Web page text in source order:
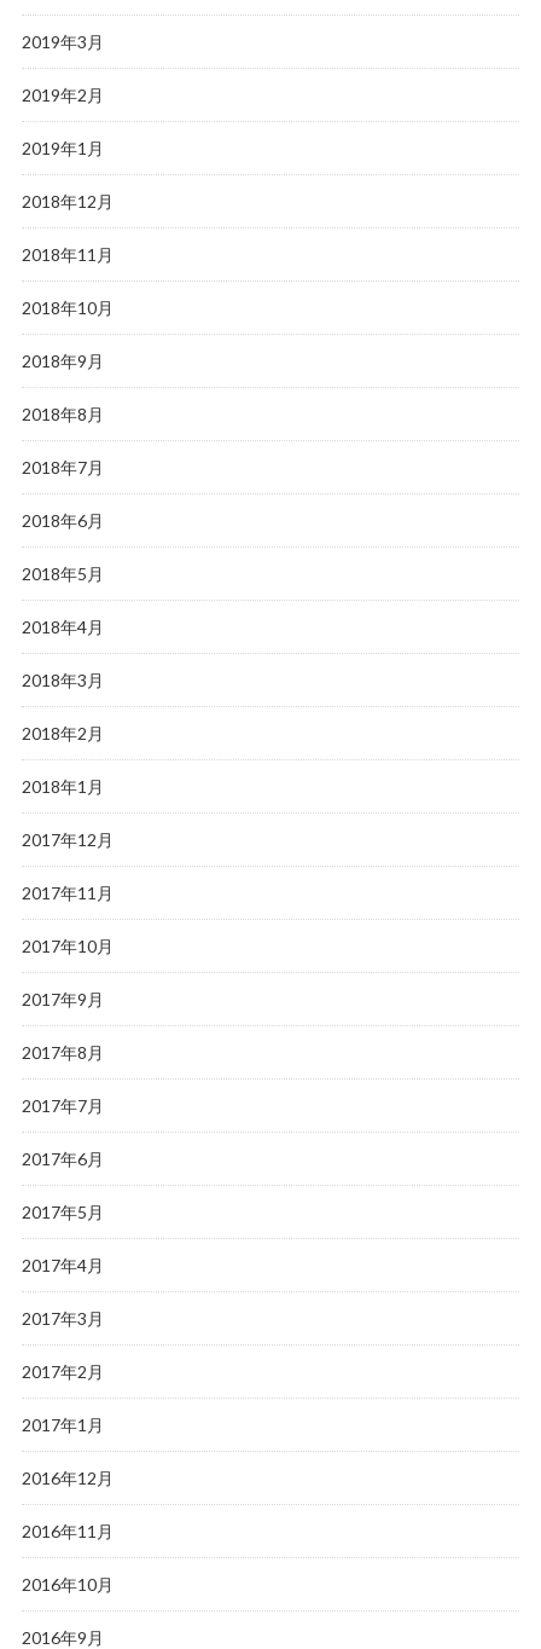
2019年3月
2019年2月
2019年1月
2018年12月
2018年11月
2018年10月
2018年9月
2018年8月
2018年7月
2018年6月
2018年5月
2018年4月
2018年3月
2018年2月
2018年1月
2017年12月
2017年11月
2017年10月
2017年9月
2017年8月
2017年7月
2017年6月
2017年5月
2017年4月
2017年3月
2017年2月
2017年1月
2016年12月
2016年11月
2016年10月
2016年9月